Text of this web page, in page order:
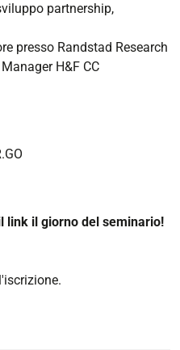
partnership,
presso Randstad Research
H&F CC
link il giorno del seminario!